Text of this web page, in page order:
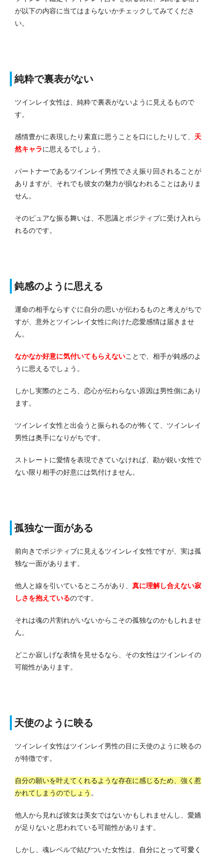
が以下の内容に当てはまらないかチェックしてみてくださ
い。
純粋で裏表がない
ツインレイ女性は、純粋で裏表がないように見えるもので
す。
感情豊かに表現したり素直に思うことを口にしたりして、 天
然キャラに思えるでしょう。
パートナーであるツインレイ男性でさえ振り回されることが
ありますが、それでも彼女の魅力が損なわれることはありま
せん。
そのピュアな振る舞いは、不思議とポジティブに受け入れら
れるのです。
鈍感のように思える
運命の相手ならすぐに自分の思いが伝わるものと考えがちで
すが、意外とツインレイ女性に向けた恋愛感情は届きませ
ん。
なかなか好意に気付いてもらえないことで、相手が鈍感のよ
うに思えるでしょう。
しかし実際のところ、恋心が伝わらない原因は男性側にあり
ます。
ツインレイ女性と出会うと振られるのが怖くて、ツインレイ
男性は奥手になりがちです。
ストレートに愛情を表現できていなければ、勘が鋭い女性で
ない限り相手の好意には気付けません。
孤独な一面がある
前向きでポジティブに見えるツインレイ女性ですが、実は孤
独な一面があります。
他人と線を引いているところがあり、 真に理解し合えない寂
しさを抱えているのです。
それは魂の片割れがいないからこその孤独なのかもしれませ
ん。
どこか寂しげな表情を見せるなら、その女性はツインレイの
可能性があります。
天使のように映る
ツインレイ女性はツインレイ男性の目に天使のように映るの
が特徴です。
自分の願いを叶えてくれるような存在に感じるため、強く惹
かれてしまうのでしょう 。
他人から見れば彼女は美女ではないかもしれませんし、愛嬌
が足りないと思われている可能性があります。
しかし、魂レベルで結びついた女性は、
自分にとって可愛く